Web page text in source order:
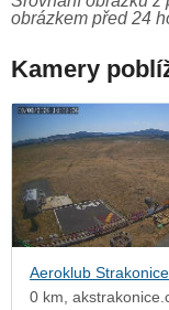
obrázkem před 24
Kamery
Aeroklub Strakonice
0 km,